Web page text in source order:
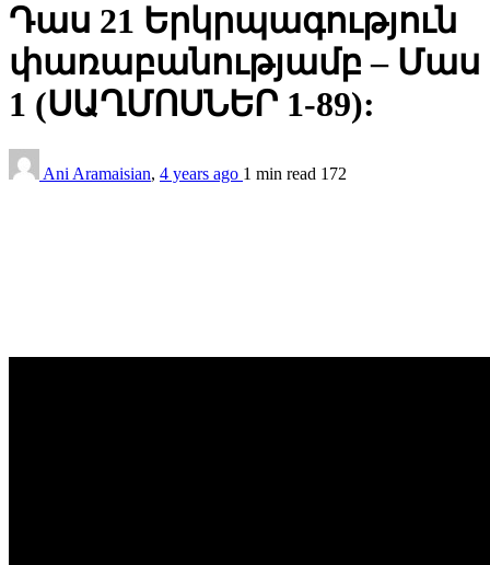
Դաս 21 Երկրպագություն
փառաբանությամբ – Մաս
1 (ՍԱՂՄՈՍՆԵՐ 1-89):
Ani Aramaisian, 4 years ago 1 min read 172